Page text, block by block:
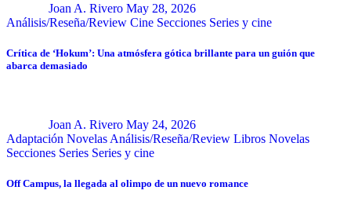
Joan A. Rivero May 28, 2026
Análisis/Reseña/Review Cine Secciones Series y cine
Crítica de ‘Hokum’: Una atmósfera gótica brillante para un guión que
abarca demasiado
Joan A. Rivero May 24, 2026
Adaptación Novelas Análisis/Reseña/Review Libros Novelas
Secciones Series Series y cine
Off Campus, la llegada al olimpo de un nuevo romance